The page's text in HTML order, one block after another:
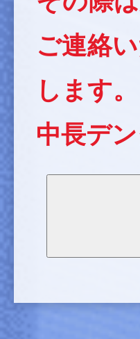
ご連絡
します。
中長デ